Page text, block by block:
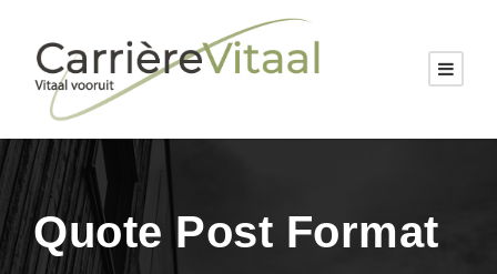
Quote Post Format